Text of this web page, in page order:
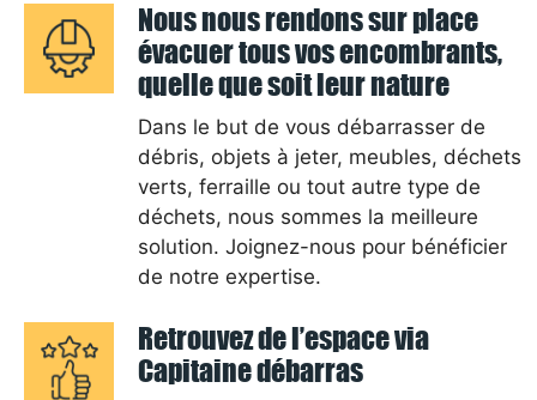
Nous nous rendons sur place
évacuer tous vos encombrants,
quelle que soit leur nature
Dans le but de vous débarrasser de
débris, objets à jeter, meubles, déchets
verts, ferraille ou tout autre type de
déchets, nous sommes la meilleure
solution. Joignez-nous pour bénéficier
de notre expertise.
Retrouvez de l’espace via
Capitaine débarras